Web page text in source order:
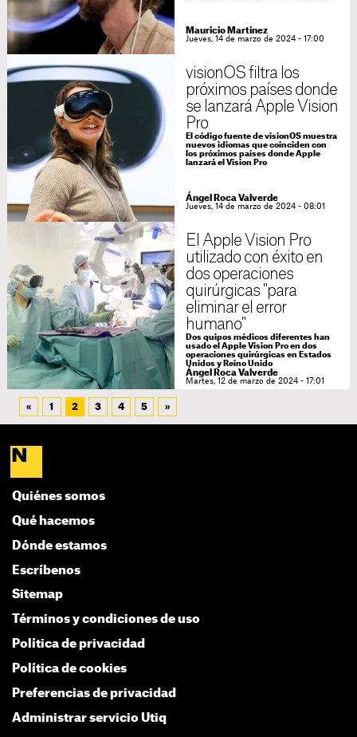
Mauricio Martínez
Jueves, 14 de marzo de 2024 - 17:00
visionOS filtra los
próximos países donde
se lanzará Apple Vision
Pro
El código fuente de visionOS muestra
nuevos idiomas que coinciden con
los próximos países donde Apple
lanzará el Vision Pro
Ángel Roca Valverde
Jueves, 14 de marzo de 2024 - 08:01
El Apple Vision Pro
utilizado con éxito en
dos operaciones
quirúrgicas "para
eliminar el error
humano"
Dos quipos médicos diferentes han
usado el Apple Vision Pro en dos
operaciones quirúrgicas en Estados
Unidos y Reino Unido
Ángel Roca Valverde
Martes, 12 de marzo de 2024 - 17:01
« 1 2 3 4 5 »
Quiénes somos
Qué hacemos
Dónde estamos
Escríbenos
Sitemap
Términos y condiciones de uso
Política de privacidad
Política de cookies
Preferencias de privacidad
Administrar servicio Utiq